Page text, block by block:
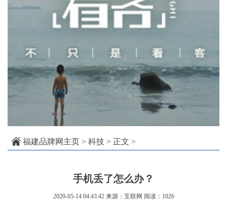
福建品牌网主页 > 科技 > 正文 >
手机丢了怎么办？
2020-05-14 04:43:42 来源：互联网 阅读：1026